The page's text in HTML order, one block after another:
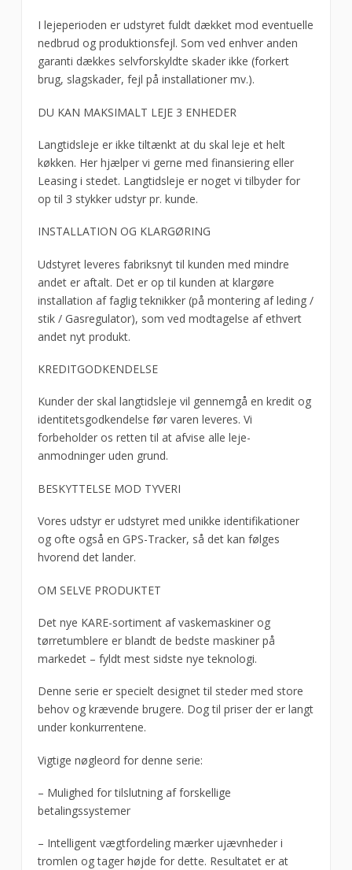
I lejeperioden er udstyret fuldt dækket mod eventuelle
nedbrud og produktionsfejl. Som ved enhver anden
garanti dækkes selvforskyldte skader ikke (forkert
brug, slagskader, fejl på installationer mv.).
DU KAN MAKSIMALT LEJE 3 ENHEDER
Langtidsleje er ikke tiltænkt at du skal leje et helt
køkken. Her hjælper vi gerne med finansiering eller
Leasing i stedet. Langtidsleje er noget vi tilbyder for
op til 3 stykker udstyr pr. kunde.
INSTALLATION OG KLARGØRING
Udstyret leveres fabriksnyt til kunden med mindre
andet er aftalt. Det er op til kunden at klargøre
installation af faglig teknikker (på montering af leding /
stik / Gasregulator), som ved modtagelse af ethvert
andet nyt produkt.
KREDITGODKENDELSE
Kunder der skal langtidsleje vil gennemgå en kredit og
identitetsgodkendelse før varen leveres. Vi
forbeholder os retten til at afvise alle leje-
anmodninger uden grund.
BESKYTTELSE MOD TYVERI
Vores udstyr er udstyret med unikke identifikationer
og ofte også en GPS-Tracker, så det kan følges
hvorend det lander.
OM SELVE PRODUKTET
Det nye KARE-sortiment af vaskemaskiner og
tørretumblere er blandt de bedste maskiner på
markedet – fyldt mest sidste nye teknologi.
Denne serie er specielt designet til steder med store
behov og krævende brugere. Dog til priser der er langt
under konkurrentene.
Vigtige nøgleord for denne serie:
– Mulighed for tilslutning af forskellige
betalingssystemer
– Intelligent vægtfordeling mærker ujævnheder i
tromlen og tager højde for dette. Resultatet er at